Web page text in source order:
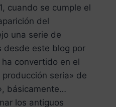
cuando se cumple el
del
una serie de
desde este blog por
convertido en el
seria» de
básicamente…
los antiguos